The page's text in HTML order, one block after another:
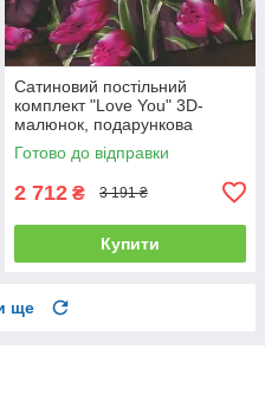
Сатиновий постільний
комплект "Love You" 3D-
малюнок, подарункова
упаковка полуторний
Готово до відправки
2 712 ₴ 3 191 ₴
Купити
ще